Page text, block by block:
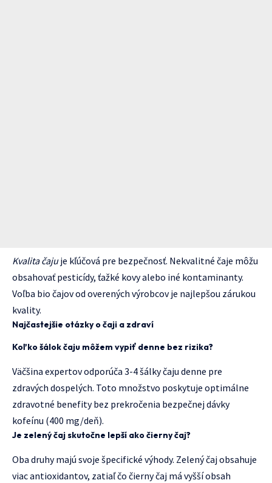
Kvalita čajuje kľúčová pre bezpečnosť. Nekvalitné čaje môžu
obsahovať pesticídy, ťažké kovy alebo iné kontaminanty.
Voľba bio čajov od overených výrobcov je najlepšou zárukou
kvality.
Najčastejšie otázky o čaji a zdraví
Koľko šálok čaju môžem vypiť denne bez rizika?
Väčšina expertov odporúča 3-4 šálky čaju denne pre
zdravých dospelých. Toto množstvo poskytuje optimálne
zdravotné benefity bez prekročenia bezpečnej dávky
kofeínu (400 mg/deň).
Je zelený čaj skutočne lepší ako čierny čaj?
Oba druhy majú svoje špecifické výhody. Zelený čaj obsahuje
viac antioxidantov, zatiaľ čo čierny čaj má vyšší obsah